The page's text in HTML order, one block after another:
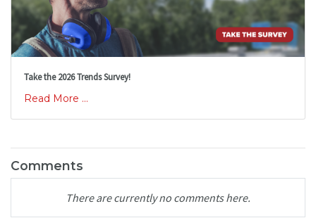
Take the 2026 Trends Survey!
Read More ...
Comments
There are currently no comments here.